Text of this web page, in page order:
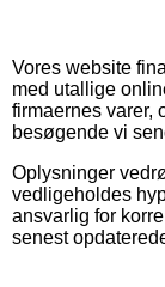
Vores website
med utallige
firmaernes varer,
besøgende vi
Oplysninger
vedligeholdes
ansvarlig for
senest